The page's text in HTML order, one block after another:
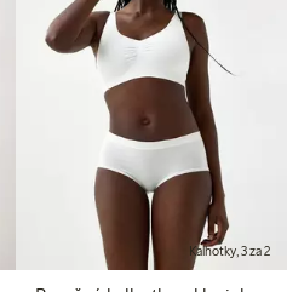
Kalhotky, 3 za 2